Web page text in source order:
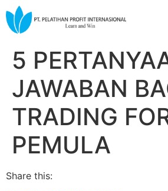
5
JAWABAN
TRADING
PEMULA
Share this: